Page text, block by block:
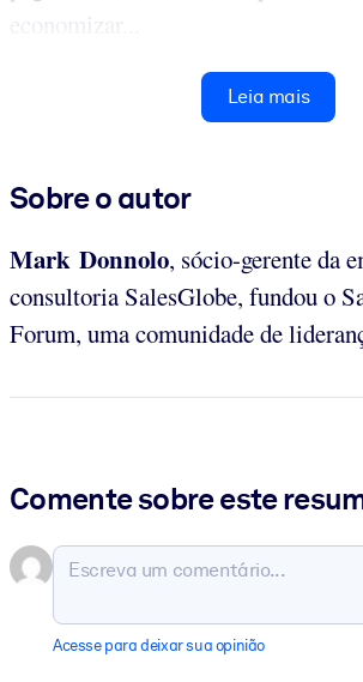
economizar...
Leia mais
Sobre o autor
Mark Donnolo, sócio-gerente da
consultoria SalesGlobe, fundou o
Forum, uma comunidade de
Comente sobre este
Acesse para deixar sua opinião